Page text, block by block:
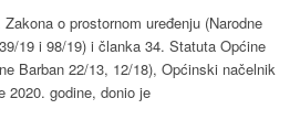
o prostornom uređenju (Narodne
19 i 98/19) i članka 34. Statuta Općine
Barban 22/13, 12/18), Općinski načelnik
2020. godine, donio je